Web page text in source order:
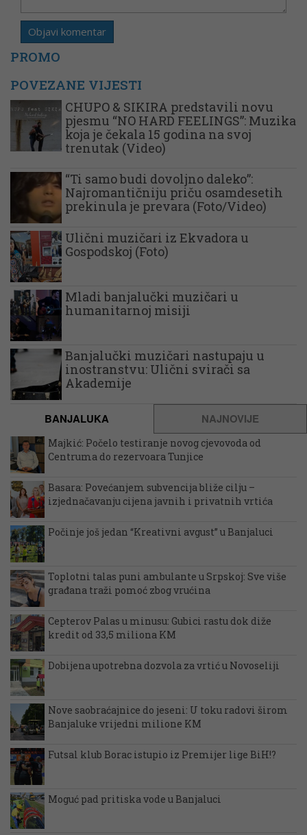
PROMO
POVEZANE VIJESTI
CHUPO & SIKIRA predstavili novu
pjesmu “NO HARD FEELINGS”: Muzika
koja je čekala 15 godina na svoj
trenutak (Video)
“Ti samo budi dovoljno daleko”:
Najromantičniju priču osamdesetih
prekinula je prevara (Foto/Video)
Ulični muzičari iz Ekvadora u
Gospodskoj (Foto)
Mladi banjalučki muzičari u
humanitarnoj misiji
Banjalučki muzičari nastupaju u
inostranstvu: Ulični svirači sa
Akademije
BANJALUKA NAJNOVIJE
Majkić: Počelo testiranje novog cjevovoda od
Centruma do rezervoara Tunjice
Basara: Povećanjem subvencija bliže cilju –
izjednačavanju cijena javnih i privatnih vrtića
Počinje još jedan “Kreativni avgust” u Banjaluci
Toplotni talas puni ambulante u Srpskoj: Sve više
građana traži pomoć zbog vrućina
Cepterov Palas u minusu: Gubici rastu dok diže
kredit od 33,5 miliona KM
Dobijena upotrebna dozvola za vrtić u Novoseliji
Nove saobraćajnice do jeseni: U toku radovi širom
Banjaluke vrijedni milione KM
Futsal klub Borac istupio iz Premijer lige BiH!?
Moguć pad pritiska vode u Banjaluci